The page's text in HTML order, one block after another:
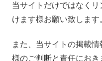
当サイトだけではなく
けます様お願い致します
また、当サイトの掲載
様のご判断と責任にお